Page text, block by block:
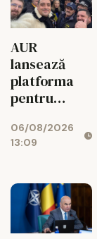
AUR
lansează
platforma
pentru
lui Nicușor
Dan
06/08/2026
13:09